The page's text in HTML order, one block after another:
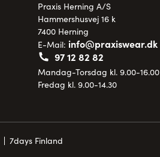
Praxis Herning A/S
Hammershusvej 16 k
7400 Herning
E-Mail: info@praxiswear.dk
97 12 82 82
Mandag-Torsdag kl. 9.00-16.00
Fredag kl. 9.00-14.30
7days Finland